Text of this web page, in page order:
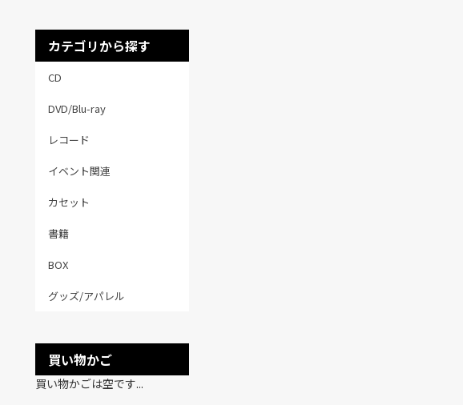
カテゴリから探す
CD
DVD/Blu-ray
レコード
イベント関連
カセット
書籍
BOX
グッズ/アパレル
買い物かご
買い物かごは空です...